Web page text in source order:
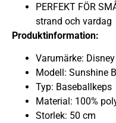
PERFEKT FÖR
strand och vardag
Produktinformation:
Varumärke:
Modell: Sunshine
Typ: Baseballkeps
Material: 100%
Storlek: 50 cm